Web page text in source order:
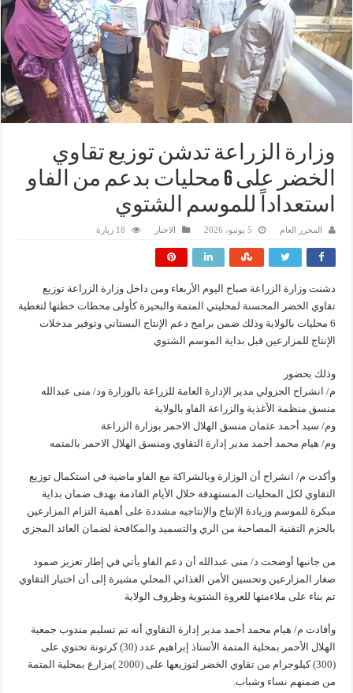
وزارة الزراعة تدشن توزيع تقاوي
الخضر على 6 محليات بدعم من الفاو
استعداداً للموسم الشتوي
المحرر العام 5 يونيو، 2026 الاخبار 18 زيارة
دشنت وزارة الزراعة صباح اليوم الأربعاء ومن داخل وزارة الزراعة توزيع
تقاوي الخضر المحسنة لمحليتي المتمة والبحيرة كأولى محطات خطتها لتغطية
6 محليات بالولاية وذلك ضمن برامج دعم الإنتاج البستاني وتوفير مدخلات
الإنتاج للمزارعين قبل بداية الموسم الشتوي
وذلك بحضور
م/ انشراح الجزولي مدير الإدارة العامة للزراعة بالوزارة ود/ منى عبدالله
منسق منظمة الأغذية والزراعة الفاو بالولاية
وم/ سيد أحمد عثمان منسق الهلال الاحمر بوزارة الزراعة
وم/ هيام محمد أحمد مدير إدارة التقاوي ومنسق الهلال الاحمر بالمتمه
وأكدت م/ انشراح أن الوزارة وبالشراكة مع الفاو ماضية في استكمال توزيع
التقاوي لكل المحليات المستهدفة خلال الأيام القادمة بهدف ضمان بداية
مبكرة للموسم وزيادة الإنتاج والإنتاجيه مشددة على أهمية التزام المزارعين
بالحزم التقنية المصاحبة من الري والتسميد والمكافحة لضمان العائد المجزي
من جانبها أوضحت د/ منى عبدالله أن دعم الفاو يأتي في إطار تعزيز صمود
صغار المزارعين وتحسين الأمن الغذائي المحلي مشيرة إلى أن اختيار التقاوي
تم بناء على ملاءمتها للعروة الشتوية وظروف الولاية
وأفادت م/ هيام محمد أحمد مدير إدارة التقاوي أنه تم تسليم مندوب جمعية
الهلال الأحمر بمحلية المتمة الأستاذ إبراهيم عدد (30) كرتونة تحتوي على
(300) كيلوجرام من تقاوي الخضر لتوزيعها على (2000 )مزارع بمحلية المتمة
من ضمنهم نساء وشباب.